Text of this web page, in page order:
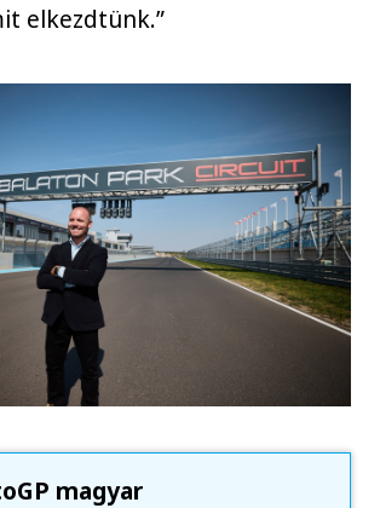
elkezdtünk.”
magyar